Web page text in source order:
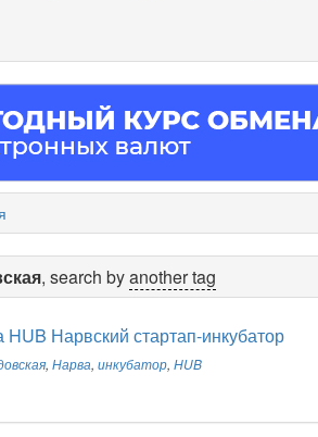
, search byanother tag
HUB Нарвский стартап-инкубатор
, Нарва, инкубатор, HUB